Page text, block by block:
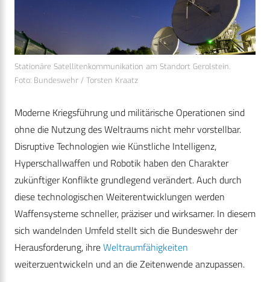
Stationäre Satellitenkommunikation am Standort Gerolstein.
Foto: Bundeswehr / Torsten Kraatz
Moderne Kriegsführung und militärische Operationen sind
ohne die Nutzung des Weltraums nicht mehr vorstellbar.
Disruptive Technologien wie Künstliche Intelligenz,
Hyperschallwaffen und Robotik haben den Charakter
zukünftiger Konflikte grundlegend verändert. Auch durch
diese technologischen Weiterentwicklungen werden
Waffensysteme schneller, präziser und wirksamer. In diesem
sich wandelnden Umfeld stellt sich die Bundeswehr der
Herausforderung, ihreWeltraumfähigkeiten
weiterzuentwickeln und an die Zeitenwende anzupassen.